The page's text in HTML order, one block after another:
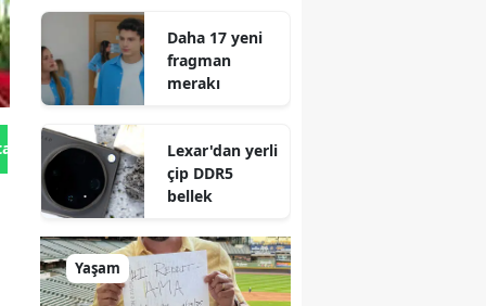
Gönder
Daha 17 yeni
fragman
merakı
Lexar'dan yerli
çip DDR5
bellek
Yaşam